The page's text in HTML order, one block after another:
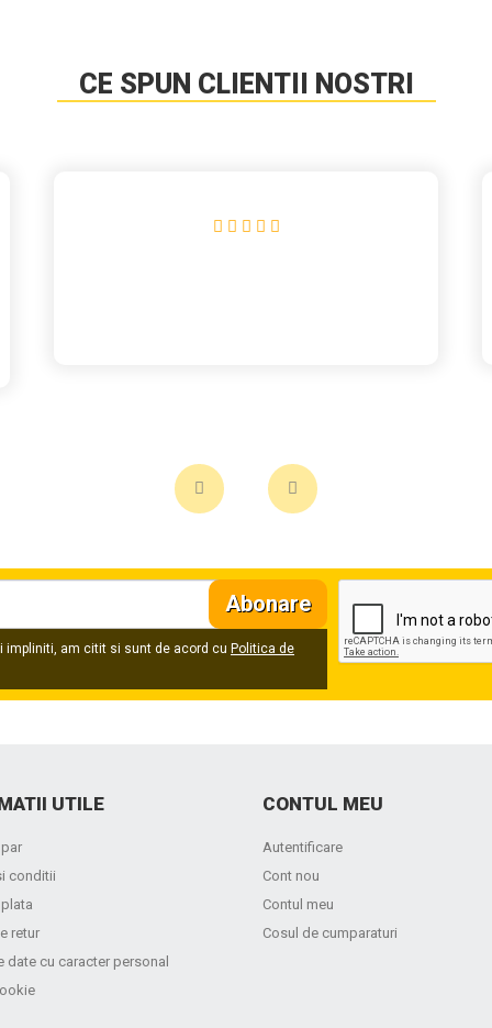
CE SPUN CLIENTII NOSTRI
Abonare
impliniti, am citit si sunt de acord cu Politica de
UTILE
conditii
retur
date cu caracter personal
CONTUL MEU
Autentificare
Cont nou
Contul meu
Cosul de cumparaturi